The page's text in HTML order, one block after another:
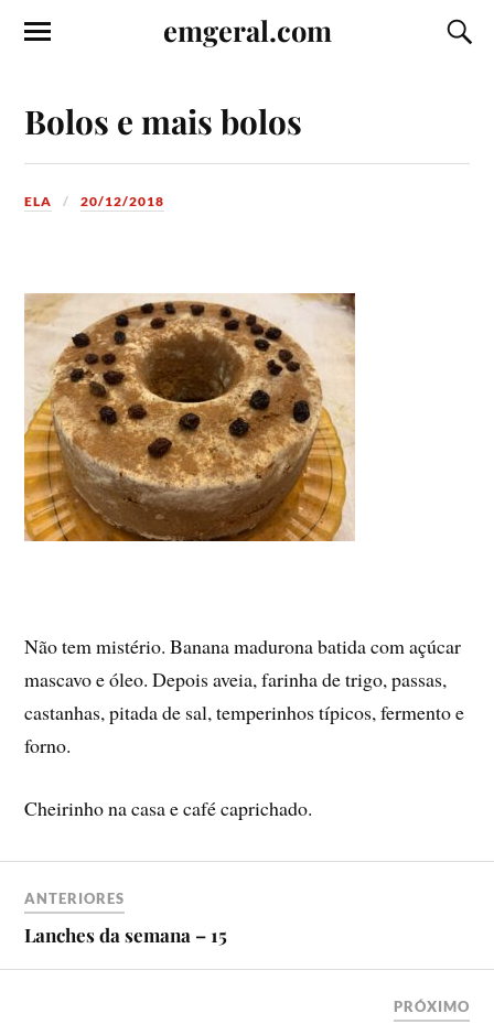
emgeral.com
Bolos e mais bolos
ELA 20/12/2018
Não tem mistério. Banana madurona batida com açúcar
mascavo e óleo. Depois aveia, farinha de trigo, passas,
castanhas, pitada de sal, temperinhos tí­picos, fermento e
forno.
Cheirinho na casa e café caprichado.
ANTERIORES
Lanches da semana – 15
PRÓXIMO